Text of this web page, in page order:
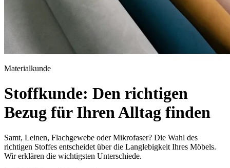
Materialkunde
Stoffkunde: Den richtigen
Bezug für Ihren Alltag finden
Samt, Leinen, Flachgewebe oder Mikrofaser? Die Wahl des
richtigen Stoffes entscheidet über die Langlebigkeit Ihres Möbels.
Wir erklären die wichtigsten Unterschiede.